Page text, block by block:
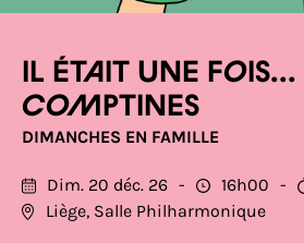
Il était une fois...
comptines
DIMANCHES EN FAMILLE
Dim. 20 déc. 26 16h00
Liège, Salle Philharmonique